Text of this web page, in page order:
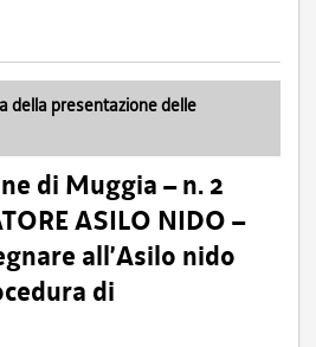
della presentazione delle
di Muggia – n. 2
ASILO NIDO –
all’Asilo nido
di